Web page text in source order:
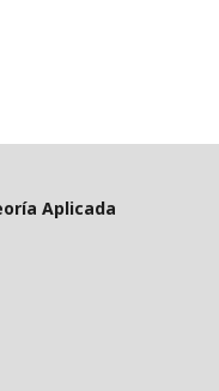
Aplicada